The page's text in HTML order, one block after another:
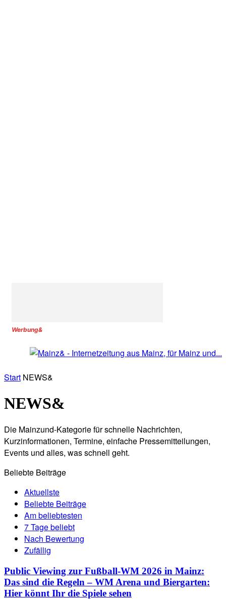
Werbung&
Start NEWS&
NEWS&
Die Mainzund-Kategorie für schnelle Nachrichten,
Kurzinformationen, Termine, einfache Pressemitteilungen,
Events und alles, was schnell geht.
Beliebte Beiträge
Aktuellste
Beliebte Beiträge
Am beliebtesten
7 Tage beliebt
Nach Bewertung
Zufällig
Public Viewing zur Fußball-WM 2026 in Mainz:
Das sind die Regeln – WM Arena und Biergarten:
Hier könnt Ihr die Spiele sehen